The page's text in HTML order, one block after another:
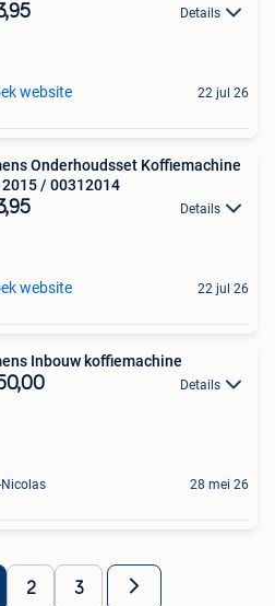
Details
website 22 jul 26
Onderhoudsset Koffiemachine
/ 00312014
Details
website 22 jul 26
Inbouw koffiemachine
Details
28 mei 26
2 3